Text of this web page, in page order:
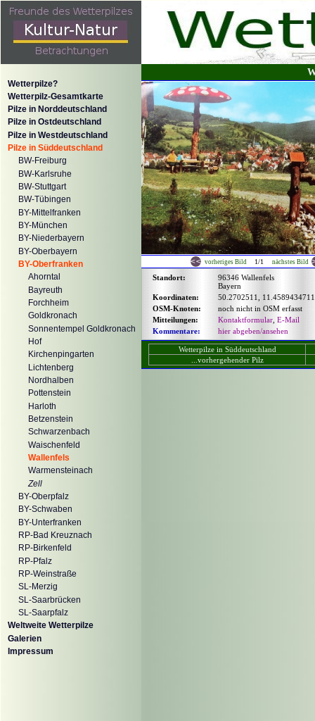
Wetterpilze?
Wetterpilz-Gesamtkarte
Pilze in Norddeutschland
Pilze in Ostdeutschland
Pilze in Westdeutschland
Pilze in Süddeutschland
BW-Freiburg
BW-Karlsruhe
BW-Stuttgart
BW-Tübingen
BY-Mittelfranken
BY-München
BY-Niederbayern
BY-Oberbayern
BY-Oberfranken
Ahorntal
Bayreuth
Forchheim
Goldkronach
Sonnentempel Goldkronach
Hof
Kirchenpingarten
Lichtenberg
Nordhalben
Pottenstein
Harloth
Betzenstein
Schwarzenbach
Waischenfeld
Wallenfels
Warmensteinach
Zell
BY-Oberpfalz
BY-Schwaben
BY-Unterfranken
RP-Bad Kreuznach
RP-Birkenfeld
RP-Pfalz
RP-Weinstraße
SL-Merzig
SL-Saarbrücken
SL-Saarpfalz
Weltweite Wetterpilze
Galerien
Impressum
vorheriges Bild 1/1 nächstes Bild
Standort:
96346 Wallenfels
Bayern
Koordinaten:
50.2702511, 11.4589434711
OSM-Knoten:
noch nicht in OSM erfasst
Mitteilungen:
Kontaktformular E-Mail
Kommentare:
hier abgeben/ansehen
Wetterpilze in Süddeutschland
...vorhergehender Pilz